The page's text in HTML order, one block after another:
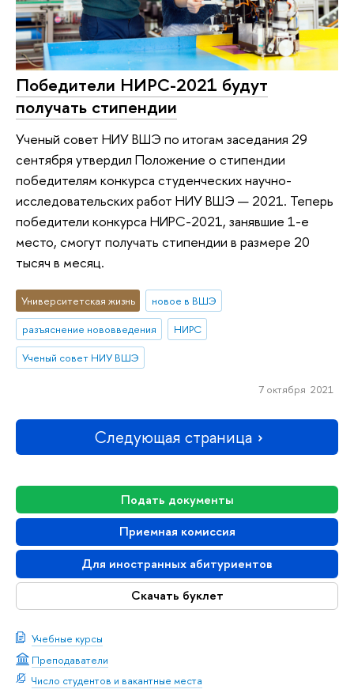
Подать документы
Приемная комиссия
Для иностранных абитуриентов
Скачать буклет
Учебные курсы
Преподаватели
Число студентов и вакантные места
Победители НИРС-2021 будут
получать стипендии
Ученый совет НИУ ВШЭ по итогам заседания 29
сентября утвердил Положение о стипендии
победителям конкурса студенческих научно-
исследовательских работ НИУ ВШЭ — 2021. Теперь
победители конкурса НИРС-2021, занявшие 1-е
место, смогут получать стипендии в размере 20
тысяч в месяц.
Университетская жизнь
новое в ВШЭ
разъяснение нововведения
НИРС
Ученый совет НИУ ВШЭ
7 октября 2021
Следующая страница